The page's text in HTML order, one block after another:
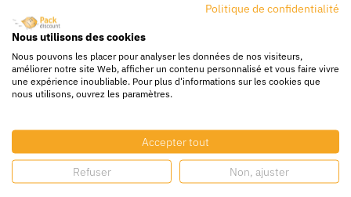
Adhésif & feuillard
Film étirable & palette bois
Sac & sachet
E-commerce
Entrepôt & stockage
Transport & logistique
Politique de confidentialité
Nous utilisons des cookies
Nous pouvons les placer pour analyser les données de nos visiteurs,
améliorer notre site Web, afficher un contenu personnalisé et vous faire vivre
une expérience inoubliable. Pour plus d'informations sur les cookies que
nous utilisons, ouvrez les paramètres.
Accepter tout
Refuser Non, ajuster